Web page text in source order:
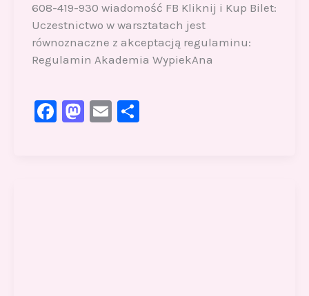
608-419-930 wiadomość FB Kliknij i Kup Bilet:
Uczestnictwo w warsztatach jest
równoznaczne z akceptacją regulaminu:
Regulamin Akademia WypiekAna
F
M E S